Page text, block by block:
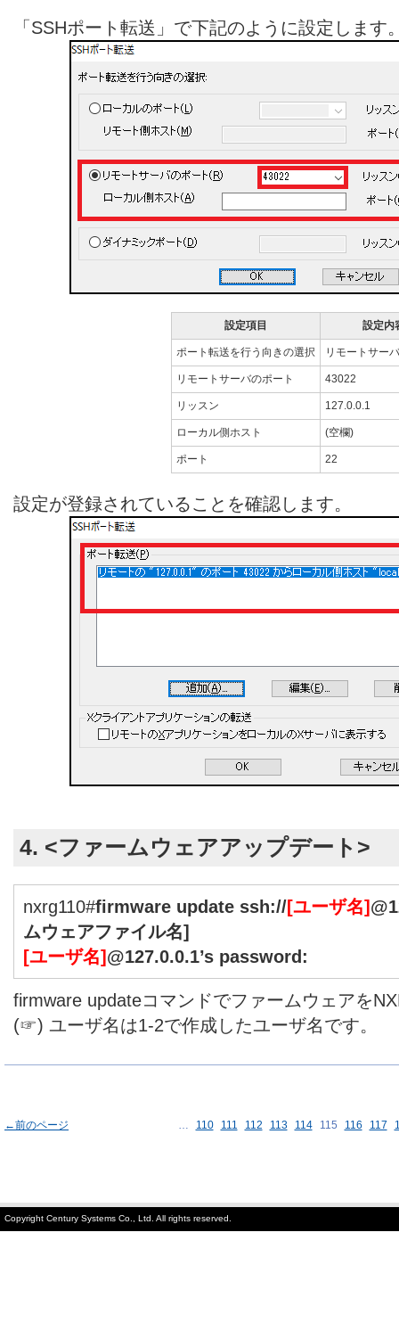
「SSHポート転送」で下記のように設定します
設定項目 設定内
ポート転送を行う向きの選択 リモートサー
リモートサーバのポート 43022
リッスン 127.0.0.1
ローカル側ホスト (空欄)
ポート 22
設定が登録されていることを確認します。
4. <ファームウェアアップデート>
nxrg110#firmware update ssh://[ユーザ名]
ムウェアファイル名]
[ユーザ名]@127.0.0.1’s password:
firmware updateコマンドでファームウェアを
(☞) ユーザ名は1-2で作成したユーザ名です。
←前のページ … 110 111 112 113 114 115 116 117
Copyright Century Systems Co., Ltd. All rights reserved.